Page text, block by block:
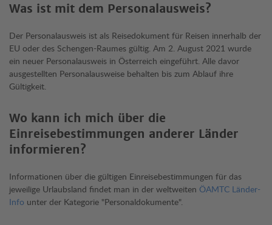
Was ist mit dem Personalausweis?
Der Personalausweis ist als Reisedokument für Reisen innerhalb der
EU oder des Schengen-Raumes gültig. Am 2. August 2021 wurde
ein neuer Personalausweis in Österreich eingeführt. Alle davor
ausgestellten Personalausweise behalten bis zum Ablauf ihre
Gültigkeit.
Wo kann ich mich über die
Einreisebestimmungen anderer Länder
informieren?
Informationen über die gültigen Einreisebestimmungen für das
jeweilige Urlaubsland findet man in der weltweiten ÖAMTC Länder-
Info unter der Kategorie "Personaldokumente".